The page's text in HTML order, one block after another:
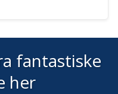
fantastiske
her